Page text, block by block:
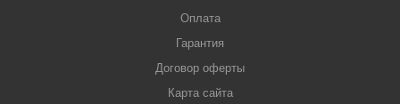
Оплата
Гарантия
Договор оферты
Карта сайта